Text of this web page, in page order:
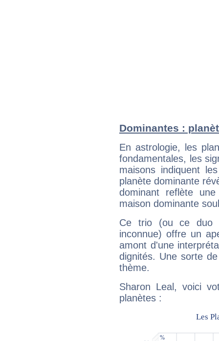
Dominantes :
En astrologie, les
fondamentales, les
maisons indiquent
planète dominante
dominant reflète
maison dominante
Ce trio (ou ce duo
inconnue) offre un
amont d'une
dignités. Une sorte
thème.
Sharon Leal, voici
planètes :